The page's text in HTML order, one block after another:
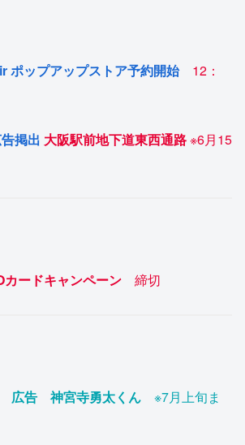
ポップアップストア予約開始
12：
掲出 大阪駅前地下道東西通路※6月15
ードキャンペーン 締切
広告 神宮寺勇太くん ※7月上旬ま